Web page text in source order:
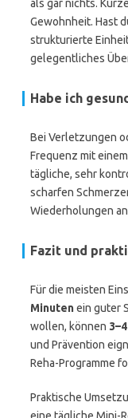
als gar nichts.
Gewohnheit. Hast
strukturierte
gelegentliches
Habe ich
Bei Verletzungen
Frequenz mit
tägliche, sehr
scharfen
Wiederholungen
Fazit und
Für die meisten
Minutenein guter
wollen, können
und Prävention
Reha-Programme
Praktische